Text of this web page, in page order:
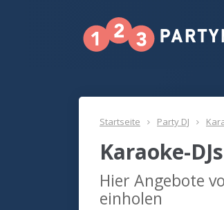
Startseite Party DJ
Karaoke-
Hier Angebote
einholen